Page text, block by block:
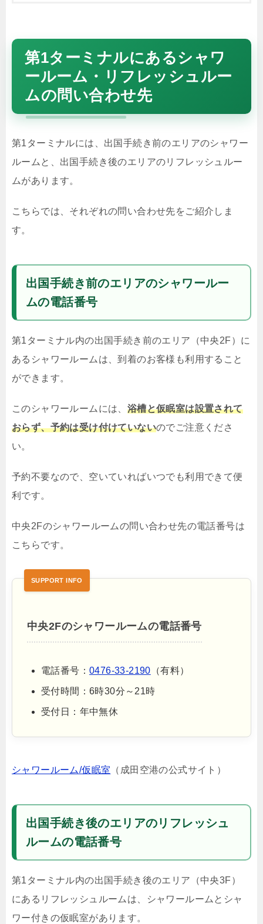
第1ターミナルにあるシャワ
ールーム・リフレッシュルー
ムの問い合わせ先
第1ターミナルには、出国手続き前のエリアのシャワー
ルームと、出国手続き後のエリアのリフレッシュルー
ムがあります。
こちらでは、それぞれの問い合わせ先をご紹介しま
す。
出国手続き前のエリアのシャワールー
ムの電話番号
第1ターミナル内の出国手続き前のエリア（中央2F）に
あるシャワールームは、到着のお客様も利用すること
ができます。
このシャワールームには、 浴槽と仮眠室は設置されて
おらず、予約は受け付けていないのでご注意くださ
い。
予約不要なので、空いていればいつでも利用できて便
利です。
中央2Fのシャワールームの問い合わせ先の電話番号は
こちらです。
中央2Fのシャワールームの電話番号
電話番号： 0476-33-2190 （有料）
受付時間：6時30分～21時
受付日：年中無休
シャワールーム/仮眠室 （成田空港の公式サイト）
出国手続き後のエリアのリフレッシュ
ルームの電話番号
第1ターミナル内の出国手続き後のエリア（中央3F）
にあるリフレッシュルームは、シャワールームとシャ
ワー付きの仮眠室があります。